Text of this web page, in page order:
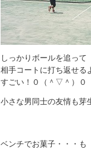
しっかりボールを追って
相手コートに打ち返せる
すごい！０（＾▽＾）０
小さな男同士の友情も芽
ベンチでお菓子・・・も